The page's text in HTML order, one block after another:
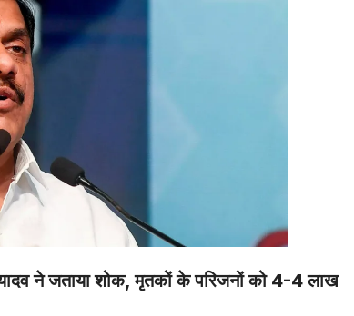
ने जताया शोक, मृतकों के परिजनों को 4-4 लाख